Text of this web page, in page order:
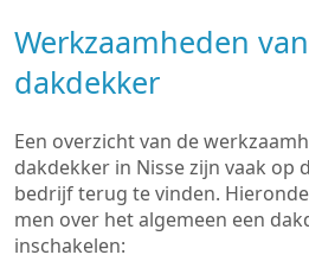
Werkzaamheden
dakdekker
Een overzicht van de
dakdekker in Nisse zijn vaak op
bedrijf terug te vinden.
men over het algemeen een
inschakelen: